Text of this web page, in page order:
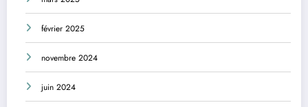
février 2025
novembre 2024
juin 2024